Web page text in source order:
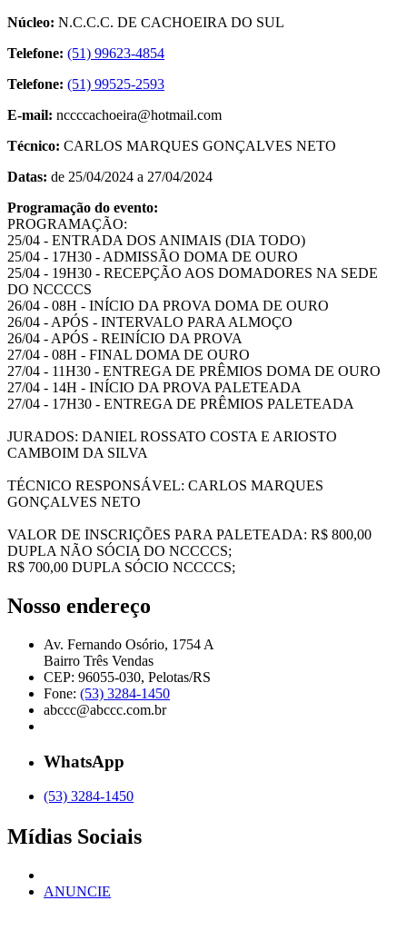
Núcleo: N.C.C.C. DE CACHOEIRA DO SUL
Telefone: (51) 99623-4854
Telefone: (51) 99525-2593
E-mail: nccccachoeira@hotmail.com
Técnico: CARLOS MARQUES GONÇALVES NETO
Datas: de 25/04/2024 a 27/04/2024
Programação do evento:
PROGRAMAÇÃO:
25/04 - ENTRADA DOS ANIMAIS (DIA TODO)
25/04 - 17H30 - ADMISSÃO DOMA DE OURO
25/04 - 19H30 - RECEPÇÃO AOS DOMADORES NA SEDE
DO NCCCCS
26/04 - 08H - INÍCIO DA PROVA DOMA DE OURO
26/04 - APÓS - INTERVALO PARA ALMOÇO
26/04 - APÓS - REINÍCIO DA PROVA
27/04 - 08H - FINAL DOMA DE OURO
27/04 - 11H30 - ENTREGA DE PRÊMIOS DOMA DE OURO
27/04 - 14H - INÍCIO DA PROVA PALETEADA
27/04 - 17H30 - ENTREGA DE PRÊMIOS PALETEADA
JURADOS: DANIEL ROSSATO COSTA E ARIOSTO
CAMBOIM DA SILVA
TÉCNICO RESPONSÁVEL: CARLOS MARQUES
GONÇALVES NETO
VALOR DE INSCRIÇÕES PARA PALETEADA: R$ 800,00
DUPLA NÃO SÓCIA DO NCCCCS;
R$ 700,00 DUPLA SÓCIO NCCCCS;
Nosso endereço
Av. Fernando Osório, 1754 A
Bairro Três Vendas
CEP: 96055-030, Pelotas/RS
Fone: (53) 3284-1450
abccc@abccc.com.br
WhatsApp
(53) 3284-1450
Mídias Sociais
ANUNCIE